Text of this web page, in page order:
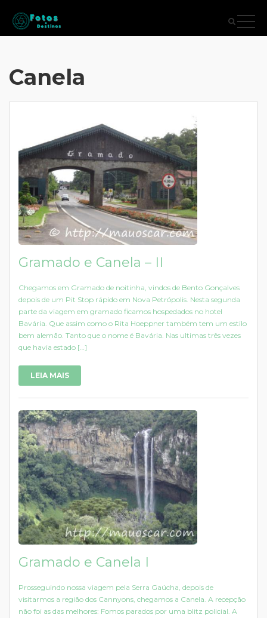
Canela
Gramado e Canela – II
Chegamos em Gramado de noitinha, vindos de Bento Gonçalves
depois de um Pit Stop rápido em Nova Petrópolis. Nesta segunda
parte da viagem em gramado ficamos hospedados no hotel
Bavária. Que assim como o Rita Hoeppner também tem um estilo
bem alemão. Tanto que o nome é Bavária. Nas ultimas três vezes
que havia estado […]
LEIA MAIS
Gramado e Canela I
Prosseguindo nossa viagem pela Serra Gaúcha, depois de
visitarmos a região dos Cannyons, chegamos a Canela. A recepção
não foi as das melhores: Fomos parados por uma blitz policial. A